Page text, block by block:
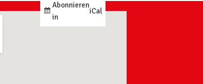
Abonnieren
in
iCal